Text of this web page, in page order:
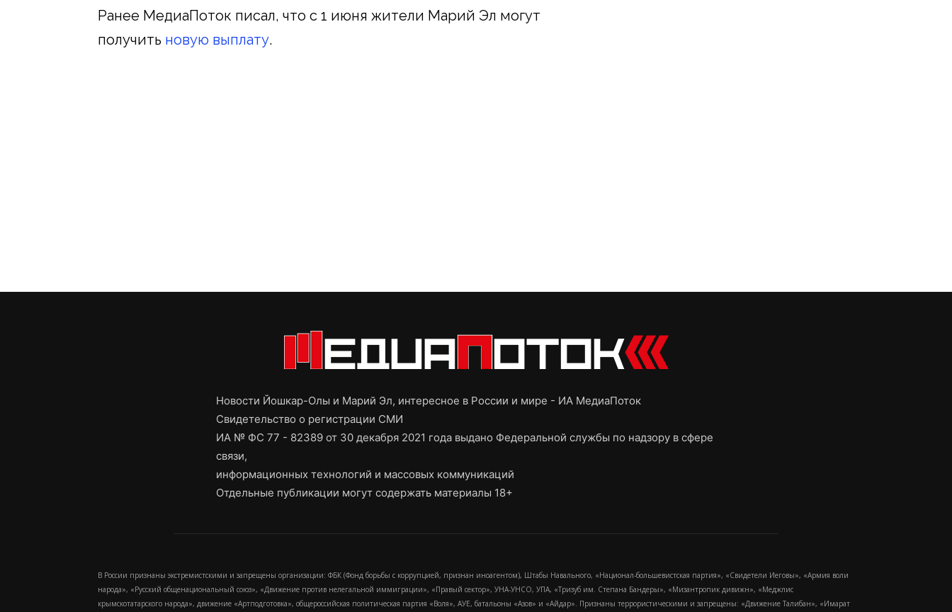
Ранее МедиаПоток писал, что с 1 июня жители Марий Эл могут
получить новую выплату.
Новости Йошкар-Олы и Марий Эл, интересное в России и мире - ИА МедиаПоток
Свидетельство о регистрации СМИ
ИА № ФС 77 - 82389 от 30 декабря 2021 года выдано Федеральной службы по надзору в сфере
связи,
информационных технологий и массовых коммуникаций
Отдельные публикации могут содержать материалы 18+
В России признаны экстремистскими и запрещены организации: ФБК (Фонд борьбы с коррупцией, признан иноагентом), Штабы Навального, «Национал-большевистская партия», «Свидетели Иеговы», «Армия воли
народа», «Русский общенациональный союз», «Движение против нелегальной иммиграции», «Правый сектор», УНА-УНСО, УПА, «Тризуб им. Степана Бандеры», «Мизантропик дивижн», «Меджлис
крымскотатарского народа», движение «Артподготовка», общероссийская политическая партия «Воля», АУЕ, батальоны «Азов» и «Айдар». Признаны террористическими и запрещены: «Движение Талибан», «Имарат